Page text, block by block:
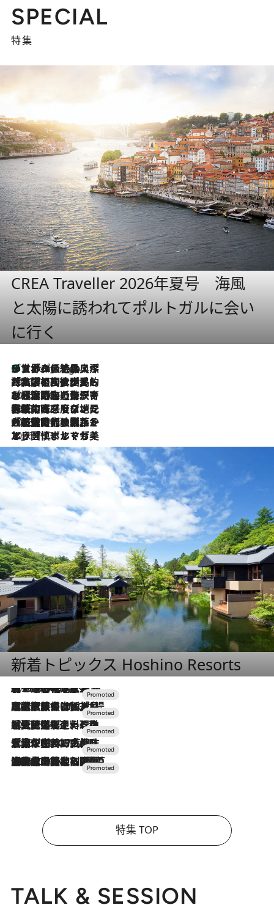
SPECIAL
特集
CREA Traveller 2026年夏号 海風
と太陽に誘われてポルトガルに会い
に行く
3 Hours Ago
リスボンの絶品スイーツ「パステル・デ・ナタ」とは？ポルトガル伝統の奥深い世界へ
2026.7.27
「私の祖国はポルトガル語です」国民的詩人フェルナンド・ペソアと、彼が愛した文学の街を歩く
2026.7.26
ポルトガル近海が育む極上の海の幸。キリリと冷えた白ワインと愉しむ、シーフード専門店の贅沢
2026.7.22
伝統の味をモダンに昇華。高感度な地元客が集う、リスボンの最旬ガストロノミー
2026.7.21
大航海時代の栄華から、震災、独裁、そして革命へ。ポルトガル・首都リスボンの石畳に刻まれた「歴史の光と影」
2026.7.13
エッセイ・ヤマザキマリ「慎ましくも美しき国 ポルトガル」
新着トピックス Hoshino Resorts
2026.8.7
【トンボの足水浴】ヒノキの香りに包まれて涼感マックス！約13℃の湧水かけ流しを避暑地「星野温泉 トンボの湯」で体験
2026.7.31
【ホテル帰省】という選択肢をOMOが提案。家族とほどよい距離を保つには「昼は実家、夜は気兼ねなくホテルで！」
2026.7.24
【夏限定ディナーコース】旬を迎える稚鮎や花ズッキーニなどをイタリア・トスカーナの郷土料理の手法で満喫！
2026.7.17
「土佐和ハーブかき氷」がOMO7高知に登場！生姜、山椒、大葉など目にも舌にも涼を呼ぶ郷土の味
2026.7.10
NEW OPEN！【界 草津】名湯の地に誕生。趣の異なる2種の温泉と上州ならではの会席・蕎麦割烹など美食を味わう究極の癒やし旅
特集 TOP
TALK & SESSION